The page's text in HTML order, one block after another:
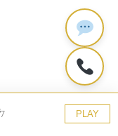
PLAY